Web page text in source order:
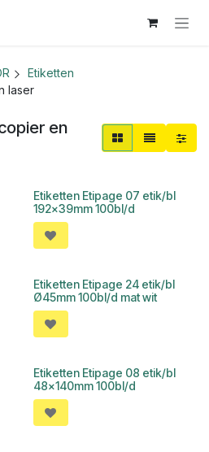
Etiketten
laser
en
Etiketten Etipage 07 etik/bl
192x39mm 100bl/d
Etiketten Etipage 24 etik/bl
Ø45mm 100bl/d mat wit
Etiketten Etipage 08 etik/bl
48x140mm 100bl/d